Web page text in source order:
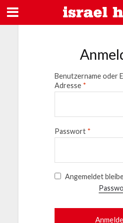
Benutzername oder
Adresse *
Passwort *
Angemeldet